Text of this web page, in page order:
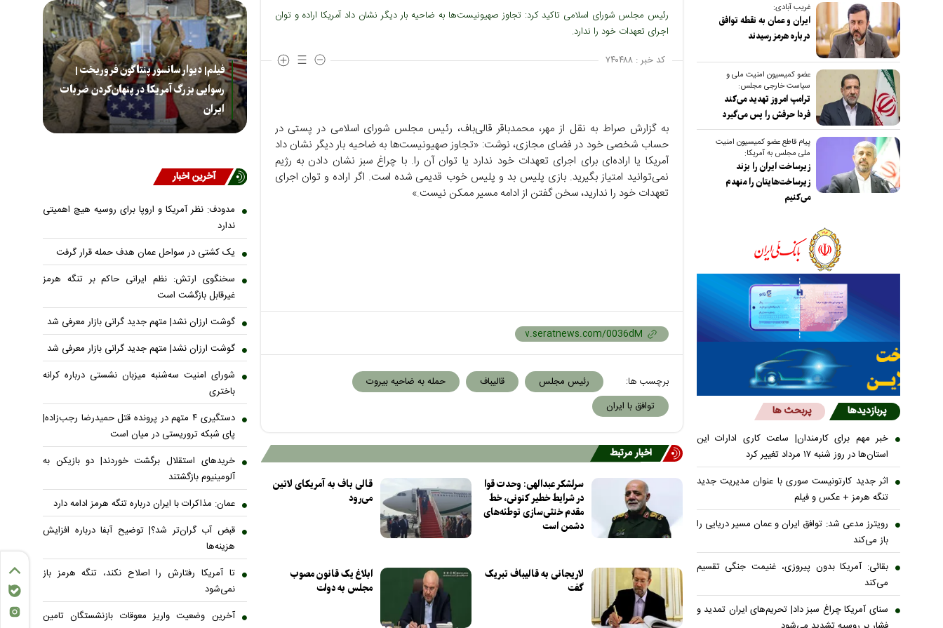
رئیس مجلس شورای اسلامی تاکید کرد: تجاوز صهیونیست‌ها به ضاحیه بار دیگر نشان داد آمریکا اراده و توان
اجرای تعهدات خود را ندارد.
کد خبر :۷۴۰۴۸۸
به گزارش صراط به نقل از مهر، محمدباقر قالی‌باف، رئیس مجلس شورای اسلامی در پستی در
حساب شخصی خود در فضای مجازی، نوشت: «تجاوز صهیونیست‌ها به ضاحیه بار دیگر نشان داد
آمریکا یا اراده‌ای برای اجرای تعهدات خود ندارد یا توان آن را. با چراغ سبز نشان دادن به رژیم
نمی‌توانید امتیاز بگیرید. بازی پلیس بد و پلیس خوب قدیمی شده است. اگر اراده و توان اجرای
تعهدات خود را ندارید، سخن گفتن از ادامه مسیر ممکن نیست.»
برچسب ها: رئیس مجلس قالیباف
حمله به ضاحیه بیروت
توافق با ایران
اخبار مرتبط
سرلشکر عبدالهی: وحدت قوا
در شرایط خطیر کنونی، خط
مقدم خنثی‌سازی توطئه‌های
دشمن است
قالی باف به آمریکای لاتین
می‌رود
لاریجانی به قالیباف تبریک
گفت
ابلاغ یک قانون مصوب
مجلس به دولت
غریب آبادی:
ایران و عمان به نقطه توافق
درباره هرمز رسیدند
عضو کمیسیون امنیت ملی و
سیاست خارجی مجلس:
ترامپ امروز تهدید می‌کند
فردا حرفش را پس می‌گیرد
پیام قاطع عضو کمیسیون امنیت
ملی مجلس به آمریکا:
زیرساخت ایران را بزند
زیرساخت‌هایتان را منهدم
می‌کنیم
پربازدیدها پربحث ها
خبر مهم برای کارمندان| ساعت کاری ادارات این
استان‌ها در روز شنبه ۱۷ مرداد تغییر کرد
اثر جدید کارتونیست سوری با عنوان مدیریت جدید
تنگه هرمز + عکس و فیلم
رویترز مدعی شد: توافق ایران و عمان مسیر دریایی را
باز می‌کند
بقائی: آمریکا بدون پیروزی، غنیمت جنگی تقسیم
می‌کند
سنای آمریکا چراغ سبز داد| تحریم‌های ایران تمدید و
فیلم| دیوار سانسور پنتاگون فروریخت |
رسوایی بزرگ آمریکا در پنهان‌کردن ضربات
ایران
آخرین اخبار
مدودف: نظر آمریکا و اروپا برای روسیه هیچ اهمیتی
ندارد
یک کشتی در سواحل عمان هدف حمله قرار گرفت
سخنگوی ارتش: نظم ایرانی حاکم بر تنگه هرمز
غیرقابل بازگشت است
گوشت ارزان نشد| متهم جدید گرانی بازار معرفی شد
گوشت ارزان نشد| متهم جدید گرانی بازار معرفی شد
شورای امنیت سه‌شنبه میزبان نشستی درباره کرانه
باختری
دستگیری ۴ متهم در پرونده قتل حمیدرضا رجب‌زاده|
پای شبکه تروریستی در میان است
خریدهای استقلال برگشت خوردند| دو بازیکن به
آلومینیوم بازگشتند
عمان: مذاکرات با ایران درباره تنگه هرمز ادامه دارد
قبض آب گران‌تر شد؟| توضیح آبفا درباره افزایش
هزینه‌ها
تا آمریکا رفتارش را اصلاح نکند، تنگه هرمز باز
نمی‌شود
آخرین وضعیت واریز معوقات بازنشستگان تامین